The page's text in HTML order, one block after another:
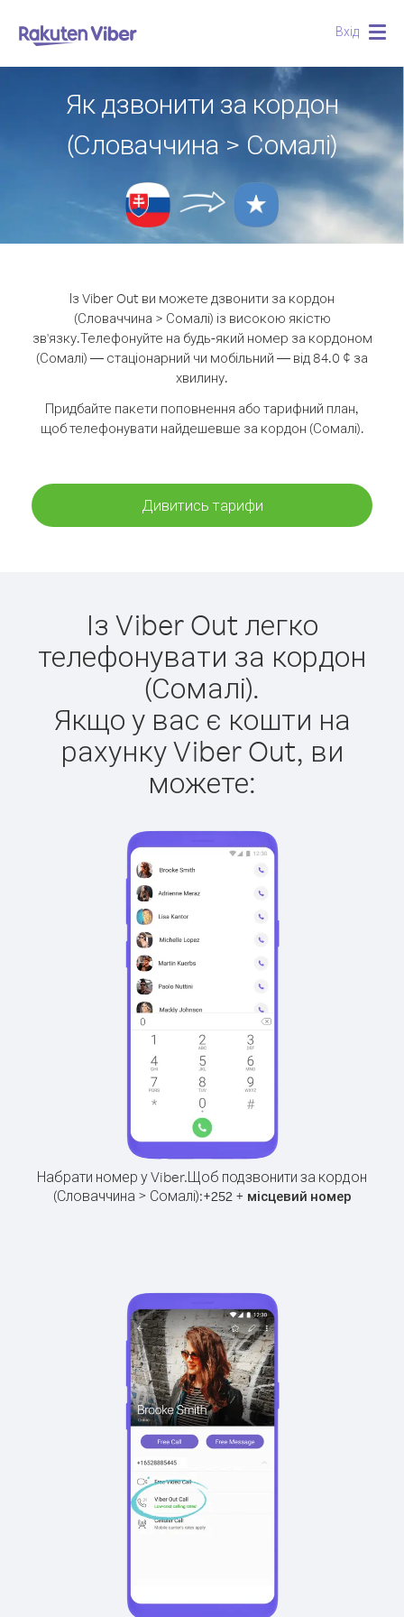
Вхід
Як дзвонити за кордон
(Словаччина > Сомалі)
Із Viber Out ви можете дзвонити за кордон
(Словаччина > Сомалі) із високою якістю
зв'язку.Телефонуйте на будь-який номер за кордоном
(Сомалі) — стаціонарний чи мобільний — від 84.0 ¢ за
хвилину.
Придбайте пакети поповнення або тарифний план,
щоб телефонувати найдешевше за кордон (Сомалі).
Дивитись тарифи
Із Viber Out легко
телефонувати за кордон
(Сомалі).
Якщо у вас є кошти на
рахунку Viber Out, ви
можете:
Набрати номер у Viber.Щоб подзвонити за кордон
(Словаччина > Сомалі):+252+ місцевий номер